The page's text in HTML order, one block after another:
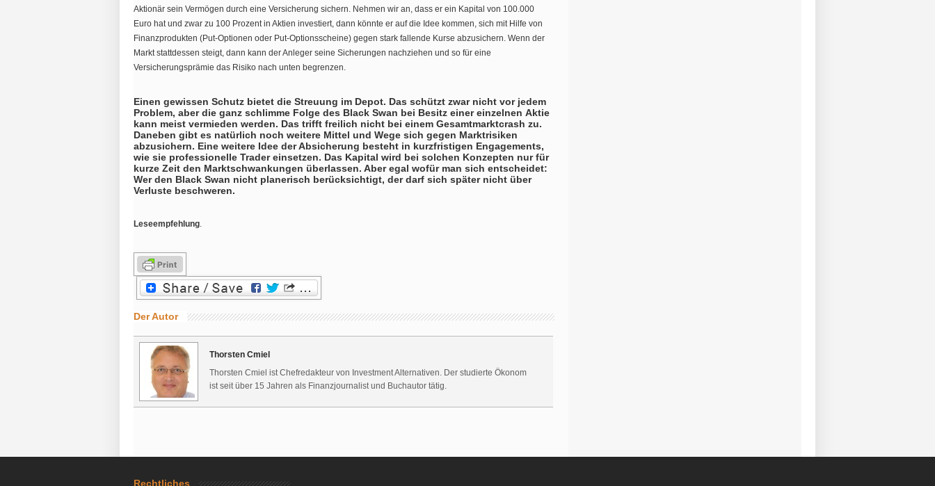
Aktionär sein Vermögen durch eine Versicherung sichern. Nehmen wir an, dass er ein Kapital von 100.000
Euro hat und zwar zu 100 Prozent in Aktien investiert, dann könnte er auf die Idee kommen, sich mit Hilfe von
Finanzprodukten (Put-Optionen oder Put-Optionsscheine) gegen stark fallende Kurse abzusichern. Wenn der
Markt stattdessen steigt, dann kann der Anleger seine Sicherungen nachziehen und so für eine
Versicherungsprämie das Risiko nach unten begrenzen.
Einen gewissen Schutz bietet die Streuung im Depot. Das schützt zwar nicht vor jedem
Problem, aber die ganz schlimme Folge des Black Swan bei Besitz einer einzelnen Aktie
kann meist vermieden werden. Das trifft freilich nicht bei einem Gesamtmarktcrash zu.
Daneben gibt es natürlich noch weitere Mittel und Wege sich gegen Marktrisiken
abzusichern. Eine weitere Idee der Absicherung besteht in kurzfristigen Engagements,
wie sie professionelle Trader einsetzen. Das Kapital wird bei solchen Konzepten nur für
kurze Zeit den Marktschwankungen überlassen. Aber egal wofür man sich entscheidet:
Wer den Black Swan nicht planerisch berücksichtigt, der darf sich später nicht über
Verluste beschweren.
Leseempfehlung.
Der Autor
Thorsten Cmiel
Thorsten Cmiel ist Chefredakteur von Investment Alternativen. Der studierte Ökonom
ist seit über 15 Jahren als Finanzjournalist und Buchautor tätig.
Rechtliches